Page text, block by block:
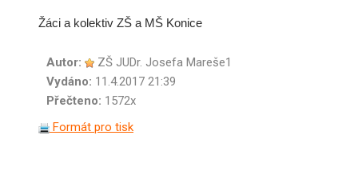
Žáci a kolektiv ZŠ a MŠ Konice
Autor:
ZŠ JUDr. Josefa Mareše1
Vydáno: 11.4.2017 21:39
Přečteno: 1572x
Formát pro tisk